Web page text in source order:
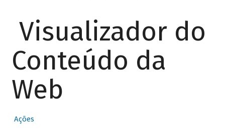
Visualizador do
Conteúdo da
Web
Ações